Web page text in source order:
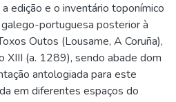
edição e o inventário toponímico
portuguesa posterior à
Outos (Lousame, A Coruña),
XIII (a. 1289), sendo abade dom
antologiada para este
em diferentes espaços do